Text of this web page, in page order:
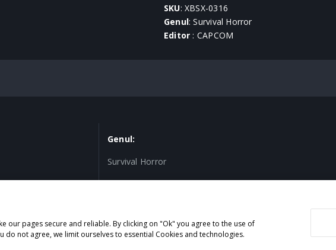
SKU: XBSX-0316
Genul: Survival Horror
Editor : CAPCOM
Genul:
Survival Horror
pages secure and reliable. By clicking on "Ok" you agree to the use of
not agree, we limit ourselves to essential Cookies and technologies.